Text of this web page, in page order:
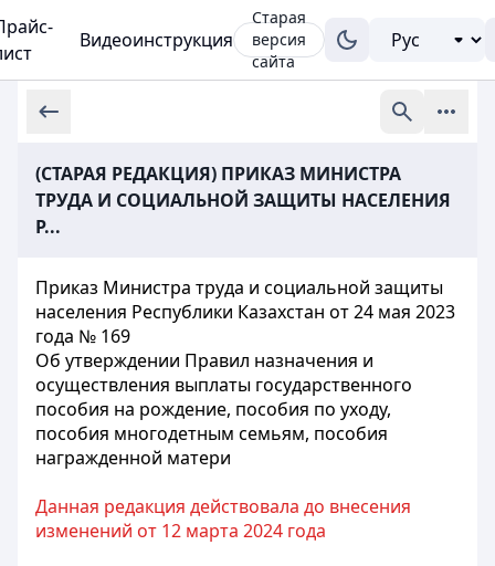
Видеоинструкция
Старая
версия
сайта
(СТАРАЯ РЕДАКЦИЯ) ПРИКАЗ МИНИСТРА
ТРУДА И СОЦИАЛЬНОЙ ЗАЩИТЫ НАСЕЛЕНИЯ
Р...
Приказ Министра труда и социальной защиты
населения Республики Казахстан от 24 мая 2023
года № 169
Об утверждении Правил назначения и
осуществления выплаты государственного
пособия на рождение, пособия по уходу,
пособия многодетным семьям, пособия
награжденной матери
Данная редакция действовала до внесения
изменений от 12 марта 2024 года